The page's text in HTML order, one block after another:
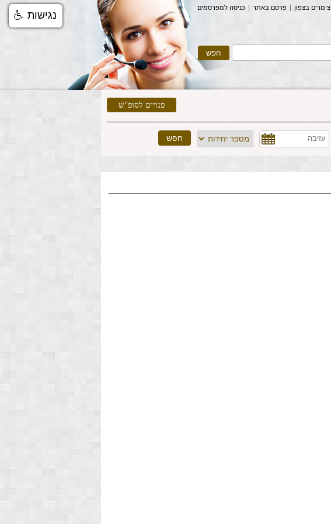
כניסה למפרסמים | פרסם באתר | צימרים בצפון
פנויים לסופ"ש
נגישות